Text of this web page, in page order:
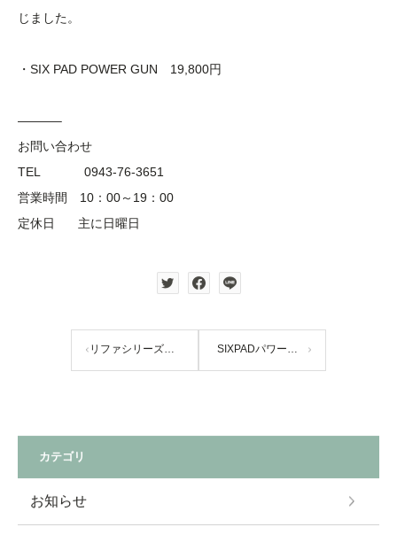
じました。
・SIX PAD POWER GUN 19,800円
———–
お問い合わせ
TEL 0943-76-3651
営業時間 10：00～19：00
定休日 主に日曜日
リファシリーズ ヘアケアアイテムリニューアル SIXPADパワーガン 愛用者の声ご紹介その2
カテゴリ
お知らせ